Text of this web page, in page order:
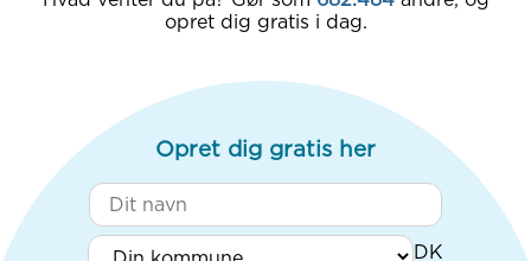
opret dig gratis i dag.
Opret dig gratis her